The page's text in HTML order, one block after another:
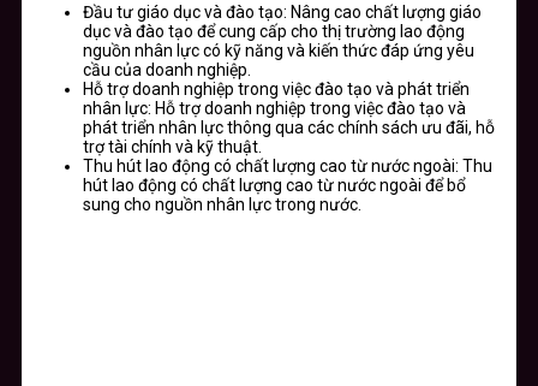
Đầu tư giáo dục và đào tạo: Nâng cao chất lượng giáo
dục và đào tạo để cung cấp cho thị trường lao động
nguồn nhân lực có kỹ năng và kiến thức đáp ứng yêu
cầu của doanh nghiệp.
Hỗ trợ doanh nghiệp trong việc đào tạo và phát triển
nhân lực: Hỗ trợ doanh nghiệp trong việc đào tạo và
phát triển nhân lực thông qua các chính sách ưu đãi, hỗ
trợ tài chính và kỹ thuật.
Thu hút lao động có chất lượng cao từ nước ngoài: Thu
hút lao động có chất lượng cao từ nước ngoài để bổ
sung cho nguồn nhân lực trong nước.